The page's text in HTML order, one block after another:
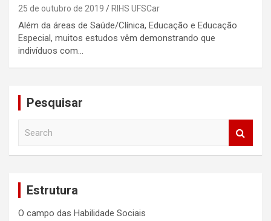
25 de outubro de 2019 RIHS UFSCar
Além da áreas de Saúde/Clínica, Educação e Educação
Especial, muitos estudos vêm demonstrando que
indivíduos com…
Pesquisar
Estrutura
O campo das Habilidade Sociais